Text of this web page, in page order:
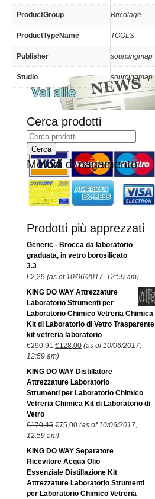
ProductGroup Bricolage
ProductTypeName TOOLS
Publisher sourcingmap
Studio sourcingmap
Cerca prodotti
Metodi di pagamento
Prodotti più apprezzati
Generic - Brocca da laboratorio
graduata, in vetro borosilicato
3.3
€2,29 (as of 10/06/2017, 12:59 am)
KING DO WAY Attrezzature
Laboratorio Strumenti per
Laboratorio Chimico Vetreria Chimica
Kit di Laboratorio di Vetro Trasparente
kit vetreria laboratorio
€290,91 €128,00 (as of 10/06/2017,
12:59 am)
KING DO WAY Distillatore
Attrezzature Laboratorio
Strumenti per Laboratorio Chimico
Vetreria Chimica Kit di Laboratorio di
Vetro
€170,45 €75,00 (as of 10/06/2017,
12:59 am)
KING DO WAY Separatore
Ricevitore Acqua Olio
Essenziale Distillazione Kit
Attrezzature Laboratorio Strumenti
per Laboratorio Chimico Vetreria